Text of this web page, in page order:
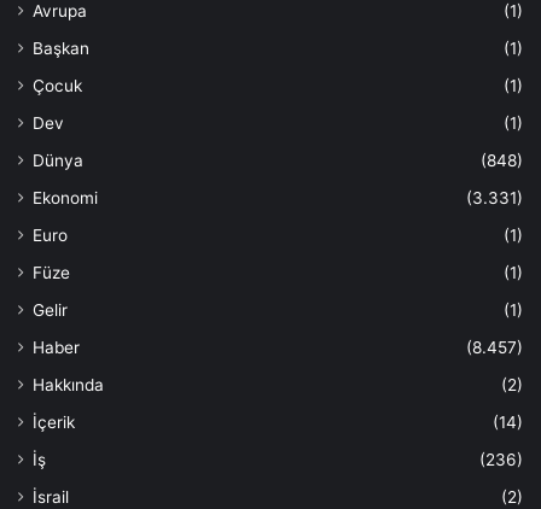
Avrupa
(1)
Başkan
(1)
Çocuk
(1)
Dev
(1)
Dünya
(848)
Ekonomi
(3.331)
Euro
(1)
Füze
(1)
Gelir
(1)
Haber
(8.457)
Hakkında
(2)
İçerik
(14)
İş
(236)
İsrail
(2)